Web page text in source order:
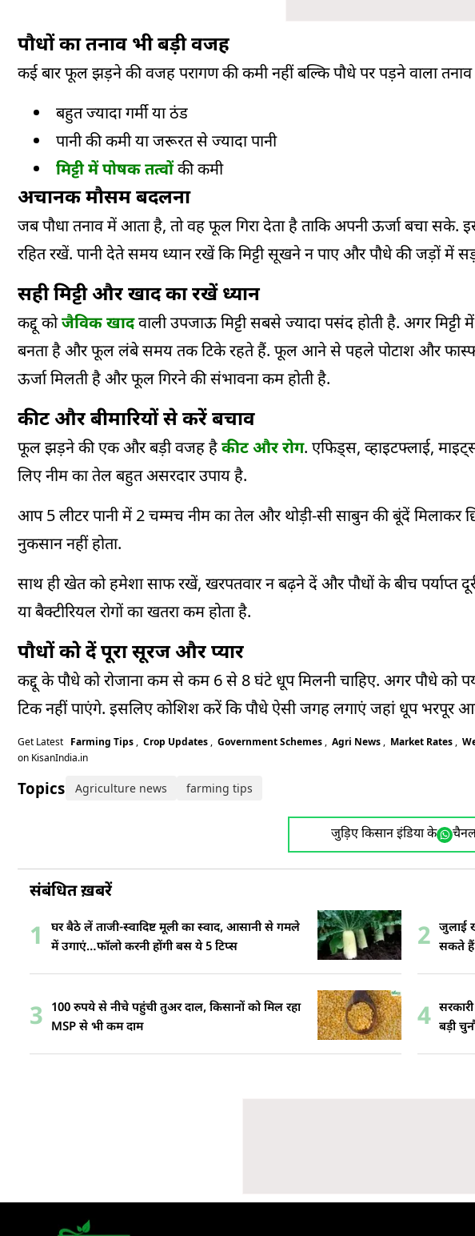
पौधों का तनाव भी बड़ी वजह
कई बार फूल झड़ने की वजह परागण की कमी नहीं बल्कि पौधे पर पड़ने वाला
बहुत ज्यादा गर्मी या ठंड
पानी की कमी या जरूरत से ज्यादा पानी
मिट्टी में पोषक तत्वोंकी कमी
अचानक मौसम बदलना
जब पौधा तनाव में आता है, तो वह फूल गिरा देता है ताकि अपनी ऊर्जा बचा
रहित रखें. पानी देते समय ध्यान रखें कि मिट्टी सूखने न पाए और पौधे की जड़ों में
सही मिट्टी और खाद का रखें ध्यान
कद्दू कोजैविक खादवाली उपजाऊ मिट्टी सबसे ज्यादा पसंद होती है. अगर
बनता है और फूल लंबे समय तक टिके रहते हैं. फूल आने से पहले पोटाश और
ऊर्जा मिलती है और फूल गिरने की संभावना कम होती है.
कीट और बीमारियों से करें बचाव
फूल झड़ने की एक और बड़ी वजह हैकीट और रोग. एफिड्स, व्हाइटफ्लाई,
लिए नीम का तेल बहुत असरदार उपाय है.
आप 5 लीटर पानी में 2 चम्मच नीम का तेल और थोड़ी-सी साबुन की बूंदें मिलाकर
नुकसान नहीं होता.
साथ ही खेत को हमेशा साफ रखें, खरपतवार न बढ़ने दें और पौधों के बीच पर्याप्त
या बैक्टीरियल रोगों का खतरा कम होता है.
पौधों को दें पूरा सूरज और प्यार
कद्दू के पौधे को रोजाना कम से कम 6 से 8 घंटे धूप मिलनी चाहिए. अगर पौधे को
टिक नहीं पाएंगे. इसलिए कोशिश करें कि पौधे ऐसी जगह लगाएं जहां धूप भरपूर
Get Latest Farming Tips , Crop Updates , Government Schemes , Agri News , Market Rates ,
on KisanIndia.in
Topics: Agriculture news farming tips
जुड़िए किसान इंडिया के
संबंधित ख़बरें
1
घर बैठे लें ताजी-स्वादिष्ट मूली का स्वाद, आसानी से गमले
में उगाएं…फॉलो करनी होंगी बस ये 5 टिप्स
2 जुलाई
सकते हैं
3
100 रुपये से नीचे पहुंची तुअर दाल, किसानों को मिल रहा
MSP से भी कम दाम
4 बड़ी